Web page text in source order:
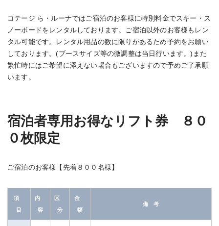
コテージ ら・ルーナではご宿泊のお客様に特別料金でスキー・ス
ノーボードをレンタルしております。ご宿泊以外のお客様もレン
タル可能です。レンタル用品の数に限りがあるため予約をお願い
しております。(ブースサイズ等の微調整は当日行います。)また
繁忙時にはご希望に添えない場合もございますので予めご了承願
います。
宿泊者専用お得なリフト券 ８０
０枚限定
ご宿泊のお客様【先着８００名様】
項
目
内
容
区
分
金
額
備 考